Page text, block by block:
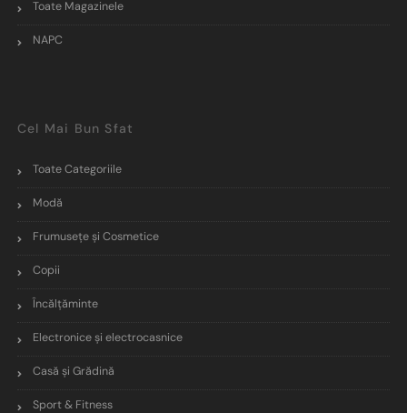
Toate Magazinele
NAPC
Cel Mai Bun Sfat
Toate Categoriile
Modă
Frumusețe și Cosmetice
Copii
Încălţăminte
Electronice și electrocasnice
Casă și Grădină
Sport & Fitness